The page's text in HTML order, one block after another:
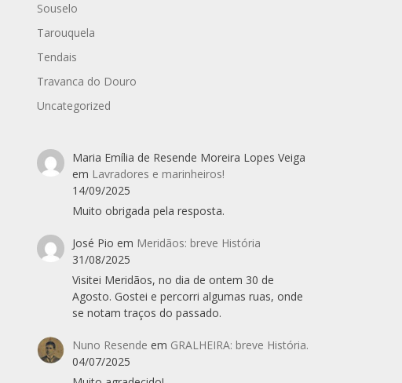
Souselo
Tarouquela
Tendais
Travanca do Douro
Uncategorized
Maria Emília de Resende Moreira Lopes Veiga
em Lavradores e marinheiros!
14/09/2025
Muito obrigada pela resposta.
José Pio em Meridãos: breve História
31/08/2025
Visitei Meridãos, no dia de ontem 30 de
Agosto. Gostei e percorri algumas ruas, onde
se notam traços do passado.
Nuno Resende em GRALHEIRA: breve História.
04/07/2025